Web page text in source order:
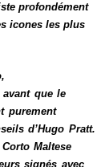
profondément
icones les plus
que le
purement
d’Hugo Pratt.
Maltese
signés avec